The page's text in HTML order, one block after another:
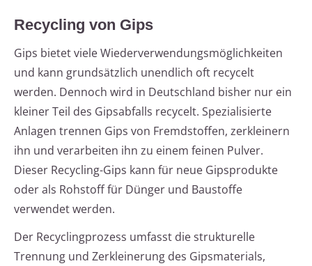
Recycling von Gips
Gips bietet viele Wiederverwendungsmöglichkeiten
und kann grundsätzlich unendlich oft recycelt
werden. Dennoch wird in Deutschland bisher nur ein
kleiner Teil des Gipsabfalls recycelt. Spezialisierte
Anlagen trennen Gips von Fremdstoffen, zerkleinern
ihn und verarbeiten ihn zu einem feinen Pulver.
Dieser Recycling-Gips kann für neue Gipsprodukte
oder als Rohstoff für Dünger und Baustoffe
verwendet werden.
Der Recyclingprozess umfasst die strukturelle
Trennung und Zerkleinerung des Gipsmaterials,